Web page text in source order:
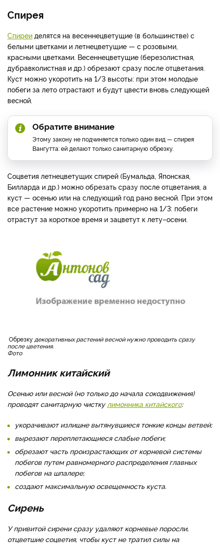
Спирея
Спиреи делятся на весеннецветущие (в большинстве) с
белыми цветками и летнецветущие — с розовыми,
красными цветками. Весеннецветущие (березолистная,
дубравколистная и др.) обрезают сразу после отцветания.
Куст можно укоротить на 1/3 высоты: при этом молодые
побеги за лето отрастают и будут цвести вновь следующей
весной.
Обратите внимание
Этому закону не подчиняется только один вид — спирея
Вангутта: ей делают только санитарную обрезку.
Соцветия летнецветущих спирей (Бумальда, Японская,
Билларда и др.) можно обрезать сразу после отцветания, а
куст — осенью или на следующий год рано весной. При этом
все растение можно укоротить примерно на 1/3: побеги
отрастут за короткое время и зацветут к лету–осени.
Обрезкудекоративных растений весной нужно проводить сразу
после цветения.
Фото
Лимонник китайский
Осенью или весной (но только до начала сокодвижения)
проводят санитарную чистку лимонника китайского:
укорачивают излишне вытянувшиеся тонкие концы ветвей;
вырезают переплетающиеся слабые побеги;
обрезают часть произрастающих от корневой системы
побегов путем равномерного распределения главных
побегов на шпалере;
создают максимальную освещенность куста.
Сирень
У привитой сирени сразу удаляют корневые поросли,
отцветшие соцветия, чтобы куст не тратил силы на